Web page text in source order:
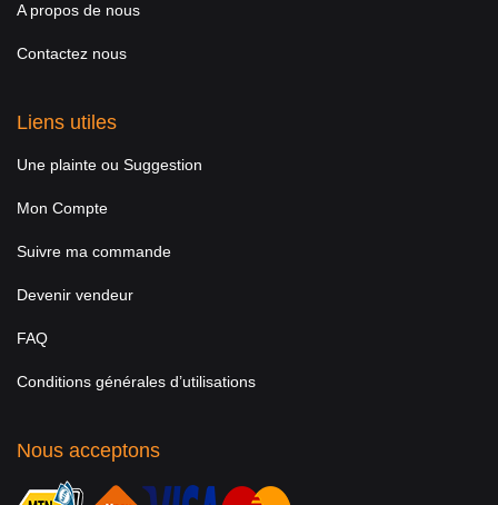
A propos de nous
Contactez nous
Liens utiles
Une plainte ou Suggestion
Mon Compte
Suivre ma commande
Devenir vendeur
FAQ
Conditions générales d’utilisations
Nous acceptons